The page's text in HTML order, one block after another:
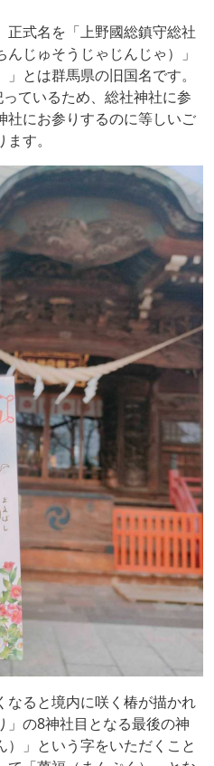
正式名を「上野國総鎮守総社
じゅそうじゃじんじゃ）」
とは群馬県の旧国名です。
ているため、総社神社に参
社にお参りするのに等しいご
す。
なると境内に咲く椿が描かれ
」の8神社目となる最後の神
」という字をいただくこと